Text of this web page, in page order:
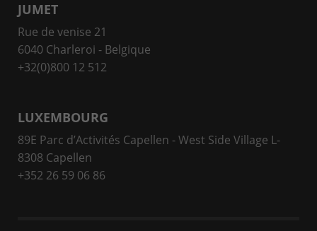
JUMET
Rue de venise 21
6040 Charleroi - Belgique
+32(0)800 12 512
LUXEMBOURG
89E Parc d’Activités Capellen - West Side Village L-
8308 Capellen
+352 26 59 06 86